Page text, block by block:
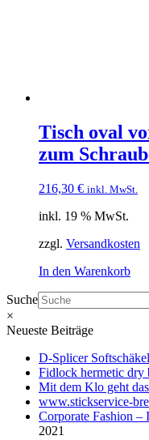
Tisch oval
zum
216,30 € inkl. MwSt.
inkl. 19 % MwSt.
zzgl. Versandkosten
In den Warenkorb
Suche
×
Neueste Beiträge
D-Splicer
Fidlock hermetic dry
Mit dem Klo geht
www.stickservice-
Corporate Fashion
2021